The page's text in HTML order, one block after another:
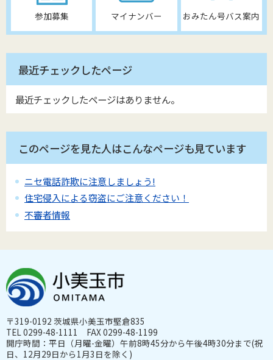
参加募集 マイナンバー おみたん号バス案内
最近チェックしたページ
最近チェックしたページはありません。
このページを見た人はこんなページも見ています
ニセ電話詐欺に注意しましょう!
住宅侵入による窃盗にご注意ください！
不審者情報
〒319-0192 茨城県小美玉市堅倉835
TEL 0299-48-1111 FAX 0299-48-1199
開庁時間：平日（月曜-金曜）午前8時45分から午後4時30分まで(祝
日、12月29日から1月3日を除く)